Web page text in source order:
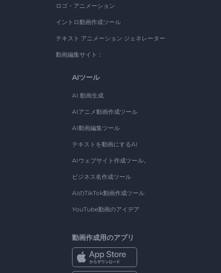
ロゴ・アニメーション
イントロ動画作成ツール
テキスト アニメーション ジェネレーター
動画編集サイト：
AIツール
AI 動画生成
AIアニメ動画作成ツール
AI動画編集ツール
テキストを動画にするAI
AIウェブサイト作成ツール。
ビジネス名作成ツール
AIのTikTok動画作成ツール
YouTube動画のアイデア
動画作成用のアプリ